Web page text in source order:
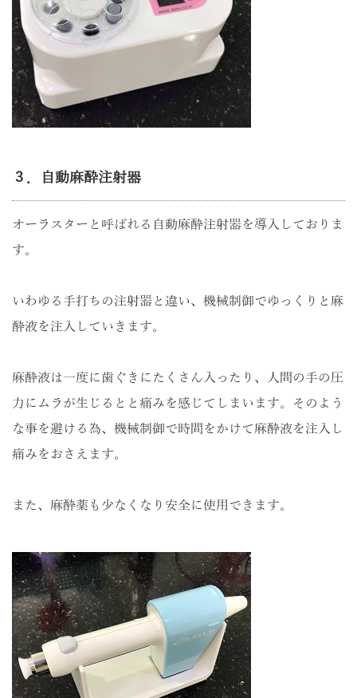
３．自動麻酔注射器
オーラスターと呼ばれる自動麻酔注射器を導入しておりま
す。
いわゆる手打ちの注射器と違い、機械制御でゆっくりと麻
酔液を注入していきます。
麻酔液は一度に歯ぐきにたくさん入ったり、人間の手の圧
力にムラが生じるとと痛みを感じてしまいます。そのよう
な事を避ける為、機械制御で時間をかけて麻酔液を注入し
痛みをおさえます。
また、麻酔薬も少なくなり安全に使用できます。